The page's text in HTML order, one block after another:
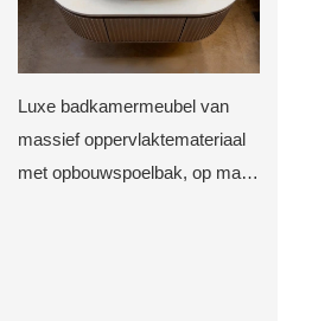
Luxe badkamermeubel van
massief oppervlaktemateriaal
met opbouwspoelbak, op maat